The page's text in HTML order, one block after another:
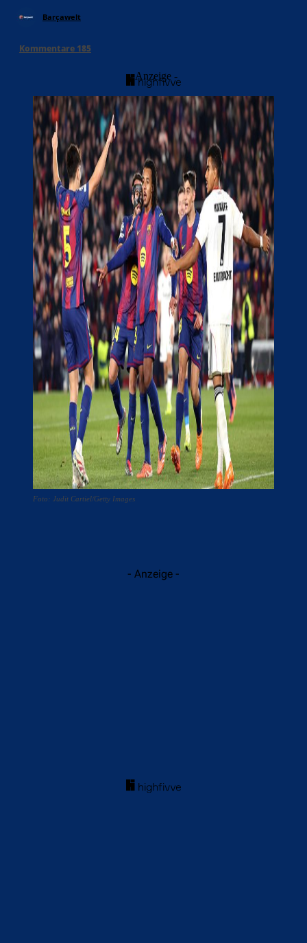
Barçawelt
Kommentare 185
- Anzeige -
Foto: Judit Cartiel/Getty Images
- Anzeige -